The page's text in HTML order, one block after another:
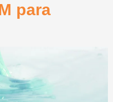
para